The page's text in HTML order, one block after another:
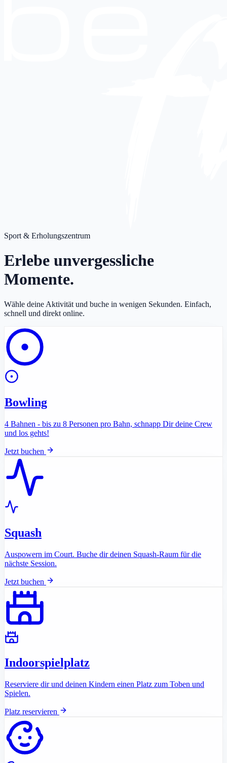
Sport & Erholungszentrum
Erlebe unvergessliche
Momente.
Wähle deine Aktivität und buche in wenigen Sekunden. Einfach,
schnell und direkt online.
Bowling
4 Bahnen - bis zu 8 Personen pro Bahn, schnapp Dir deine Crew
und los gehts!
Jetzt buchen
Squash
Auspowern im Court. Buche dir deinen Squash-Raum für die
nächste Session.
Jetzt buchen
Indoorspielplatz
Reserviere dir und deinen Kindern einen Platz zum Toben und
Spielen.
Platz reservieren